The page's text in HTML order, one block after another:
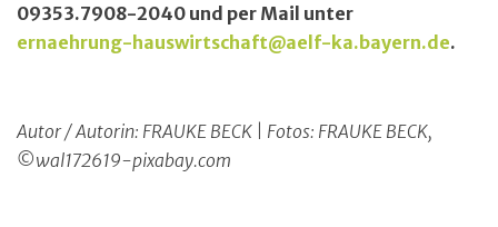
09353.7908-2040 und per Mail unter
ernaehrung-hauswirtschaft@aelf-ka.bayern.de.
Autor / Autorin: FRAUKE BECK | Fotos: FRAUKE BECK,
©wal172619-pixabay.com